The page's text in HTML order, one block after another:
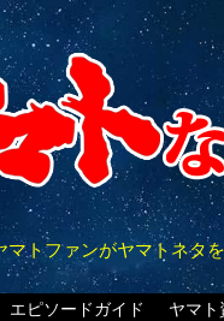
マトファンがヤマトネタ
エピソードガイド ヤマト